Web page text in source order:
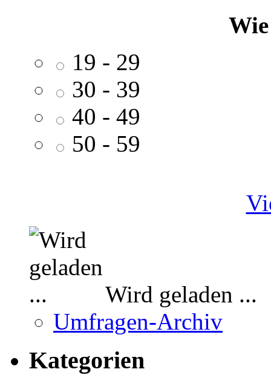
19 - 29
30 - 39
40 - 49
50 - 59
Wird geladen ...
Umfragen-Archiv
Kategorien